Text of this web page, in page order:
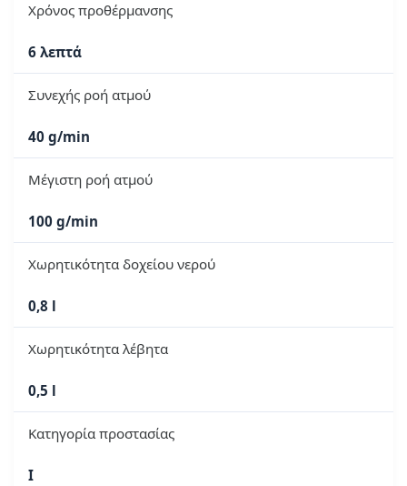
Χρόνος προθέρμανσης
6 λεπτά
Συνεχής ροή ατμού
40 g/min
Μέγιστη ροή ατμού
100 g/min
Χωρητικότητα δοχείου νερού
0,8 l
Χωρητικότητα λέβητα
0,5 l
Κατηγορία προστασίας
I